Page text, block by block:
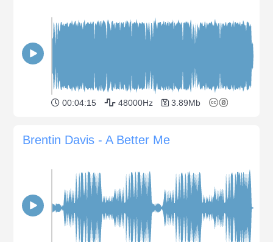
00:04:15 48000Hz 3.89Mb
Brentin Davis - A Better Me